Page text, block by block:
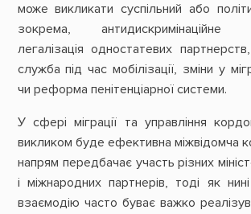
може викликати суспільний або
зокрема, антидискримінаційне
легалізація одностатевих
служба під час мобілізації, зміни у
чи реформа пенітенціарної системи.
У сфері міграції та управління
викликом буде ефективна міжвідомча
напрям передбачає участь різних
і міжнародних партнерів, тоді як
взаємодію часто буває важко